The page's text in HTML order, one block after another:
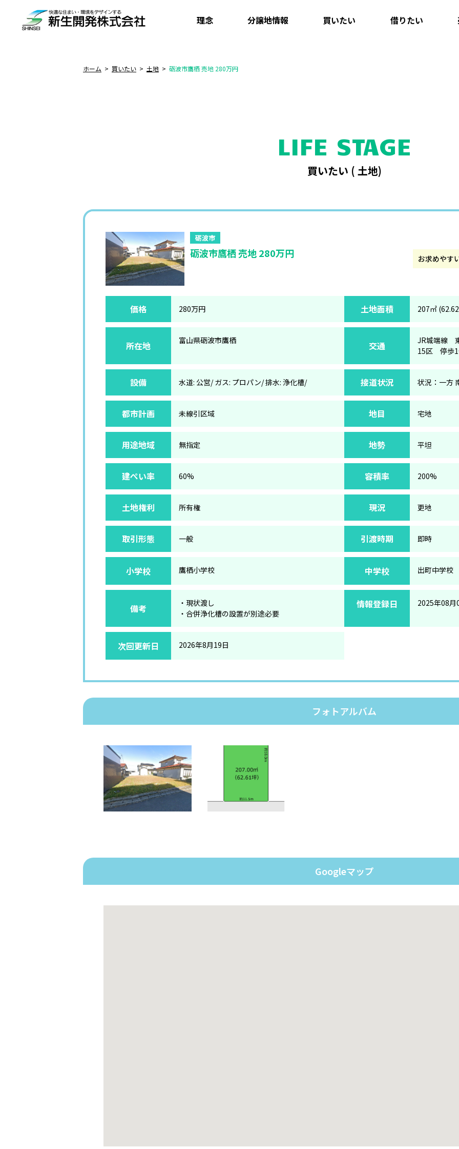
理念 分譲地情報 買いたい 借りたい
ホーム 買いたい 土地 砺波市鷹栖 売地 280万円
LIFE STAGE
買いたい ( 土地)
砺波市
砺波市鷹栖 売地 280万円 お求めやす
価格 280万円 土地面積 207㎡
所在地 富山県砺波市鷹栖 交通
JR城端線
15区 停歩
設備 水道: 公営/ ガス: プロパン/ 排水: 浄化槽/ 接道状況 状況：一
都市計画 未線引区域 地目 宅地
用途地域 無指定 地勢 平坦
建ぺい率 60% 容積率 200%
土地権利 所有権 現況 更地
取引形態 一般 引渡時期 即時
小学校 鷹栖小学校 中学校 出町中学校
備考
・現状渡し
・合併浄化槽の設置が別途必要
情報登録日 2025年08月
次回更新日 2026年8月19日
フォトアルバム
Googleマップ